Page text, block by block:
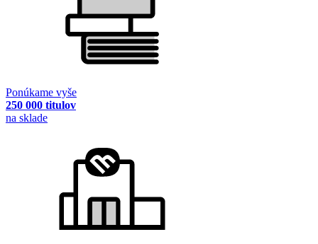
Ponúkame vyše
250 000 titulov
na sklade